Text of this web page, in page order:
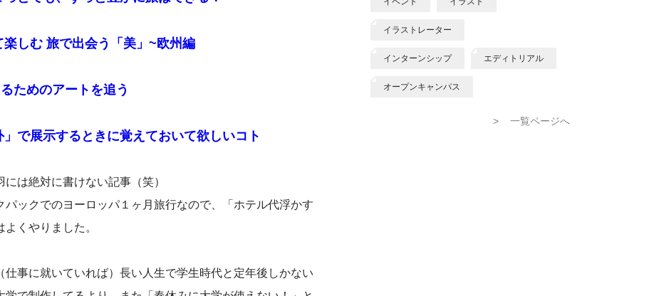
しむ 旅で出会う「美」~欧州編
ためのアートを追う
で展示するときに覚えておいて欲しいコト
は絶対に書けない記事（笑）
ックでのヨーロッパ１ヶ月旅行なので、「ホテル代浮かす
くやりました。
仕事に就いていれば）長い人生で学生時代と定年後しかない
イラストレーター
インターンシップ エディトリアル
オープンキャンパス
> 一覧ページへ